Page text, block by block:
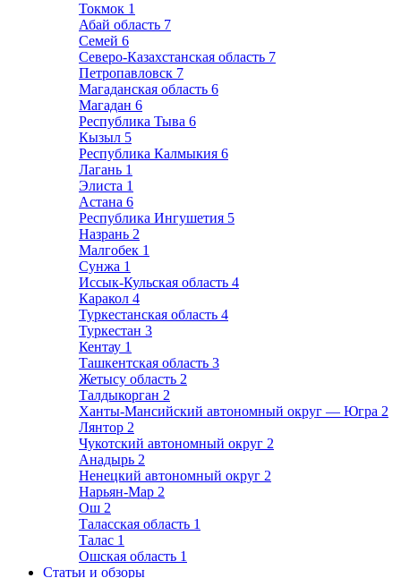
Токмок 1
Абай область 7
Семей 6
Северо-Казахстанская область 7
Петропавловск 7
Магаданская область 6
Магадан 6
Республика Тыва 6
Кызыл 5
Республика Калмыкия 6
Лагань 1
Элиста 1
Астана 6
Республика Ингушетия 5
Назрань 2
Малгобек 1
Сунжа 1
Иссык-Кульская область 4
Каракол 4
Туркестанская область 4
Туркестан 3
Кентау 1
Ташкентская область 3
Жетысу область 2
Талдыкорган 2
Ханты-Мансийский автономный округ — Югра 2
Лянтор 2
Чукотский автономный округ 2
Анадырь 2
Ненецкий автономный округ 2
Нарьян-Мар 2
Ош 2
Таласская область 1
Талас 1
Ошская область 1
Статьи и обзоры